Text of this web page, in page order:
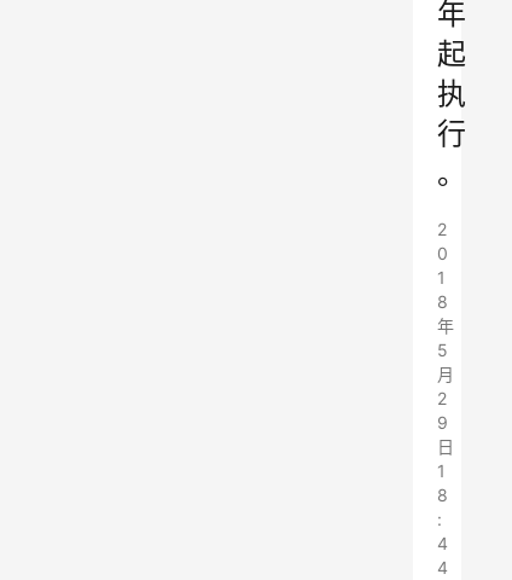
年
起
执
行
。
2
0
1
8
年
5
月
2
9
日
1
8
:
4
4